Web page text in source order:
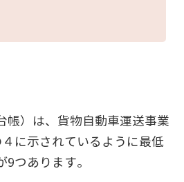
帳）は、貨物自動車運送事業
に示されているように最低
つあります。